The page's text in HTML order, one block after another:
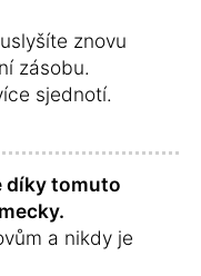
znovu
zásobu.
sjednotí.
díky tomuto
a nikdy je